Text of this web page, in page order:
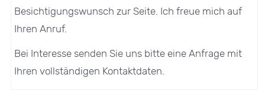
Besichtigungswunsch zur Seite. Ich freue mich auf
Ihren Anruf.
Bei Interesse senden Sie uns bitte eine Anfrage mit
Ihren vollständigen Kontaktdaten.